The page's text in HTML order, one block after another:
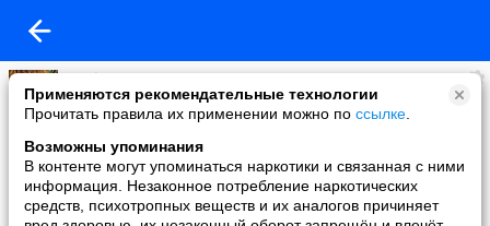
Применяются рекомендательные технологии
Прочитать правила их применении можно по ссылке
Возможны упоминания
В контенте могут упоминаться наркотики и связанная с ними
информация. Незаконное потребление наркотических
средств, психотропных веществ и их аналогов причиняет
Svetl@n@
added a photo
31 Oct в 18:06